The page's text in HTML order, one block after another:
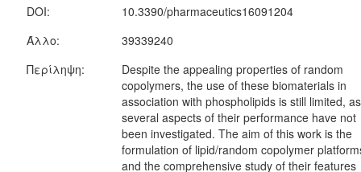
DOI:
10.3390/pharmaceutics16091204
Άλλο:
39339240
Περίληψη:
Despite the appealing properties of random
copolymers, the use of these biomaterials in
association with phospholipids is still limited, as
several aspects of their performance have not
been investigated. The aim of this work is the
formulation of lipid/random copolymer
and the comprehensive study of their features